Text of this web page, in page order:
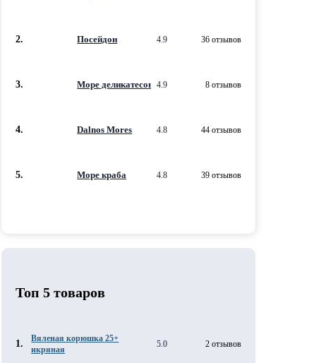
2. Посейдон 4.9 36 отзывов
3. Море деликатесов 4.9 8 отзывов
4. Dalnos Mores 4.8 44 отзывов
5. Море краба 4.8 39 отзывов
Топ 5 товаров
1.
Вяленая корюшка 25+
икряная
5.0 2 отзывов